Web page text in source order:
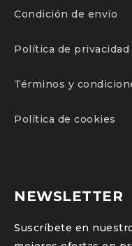
Condición de envío
Política de privacidad
Términos y
Política de cookies
NEWSLETTER
Suscríbete en